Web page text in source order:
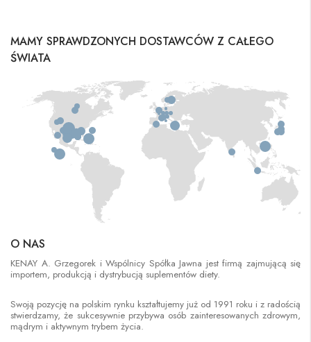
MAMY SPRAWDZONYCH DOSTAWCÓW Z CAŁEGO
ŚWIATA
O NAS
KENAY A. Grzegorek i Wspólnicy Spółka Jawna jest firmą zajmującą się
importem, produkcją i dystrybucją suplementów diety.
Swoją pozycję na polskim rynku kształtujemy już od 1991 roku i z radością
stwierdzamy, że sukcesywnie przybywa osób zainteresowanych zdrowym,
mądrym i aktywnym trybem życia.